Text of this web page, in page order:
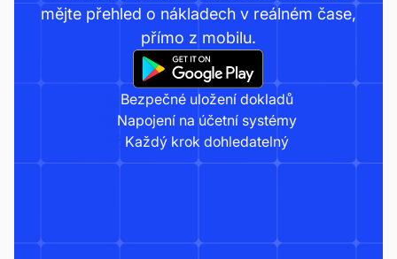
mějte přehled o nákladech v reálném čase,
přímo z mobilu.
Bezpečné uložení dokladů
Napojení na účetní systémy
Každý krok dohledatelný